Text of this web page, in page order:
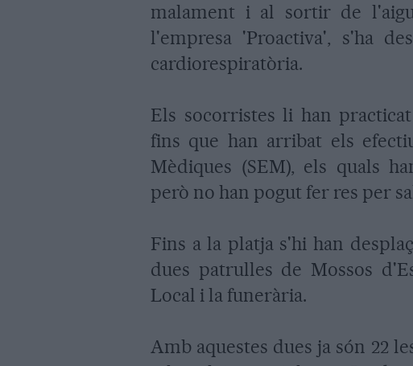
malament i al sortir de
l'empresa 'Proactiva', s'ha
cardiorespiratòria.
Els socorristes li han
fins que han arribat els
Mèdiques (SEM), els quals
però no han pogut fer res per
Fins a la platja s'hi han
dues patrulles de Mossos
Local i la funerària.
Amb aquestes dues ja són 22